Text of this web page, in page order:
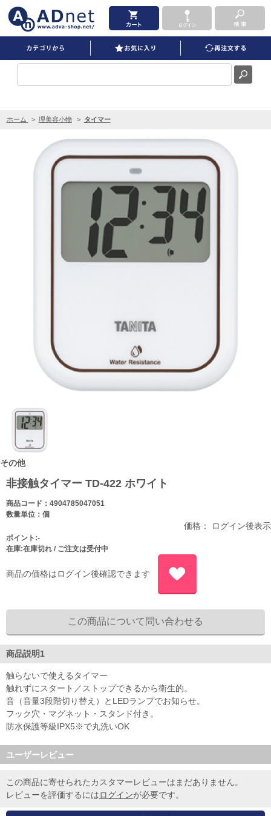
ホーム > 理美容小物 > タイマー
その他
非接触タイマー TD-422 ホワイト
商品コード：4904785047051
数量単位：個
価格： ログイン後表示
ポイント:-
在庫:在庫切れ / ご注文は受付中
商品の価格はログイン後確認できます
商品説明1
触らないで使えるタイマー
触れずにスタート／ストップできるから衛生的。
音（音量3段階切り替え）とLEDランプでお知らせ。
フック穴・マグネット・スタンド付き。
防水保護等級IPX5※で丸洗いOK
ユーザーレビュー
この商品に寄せられたカスタマーレビューはまだありません。
レビューを評価するにはログインが必要です。